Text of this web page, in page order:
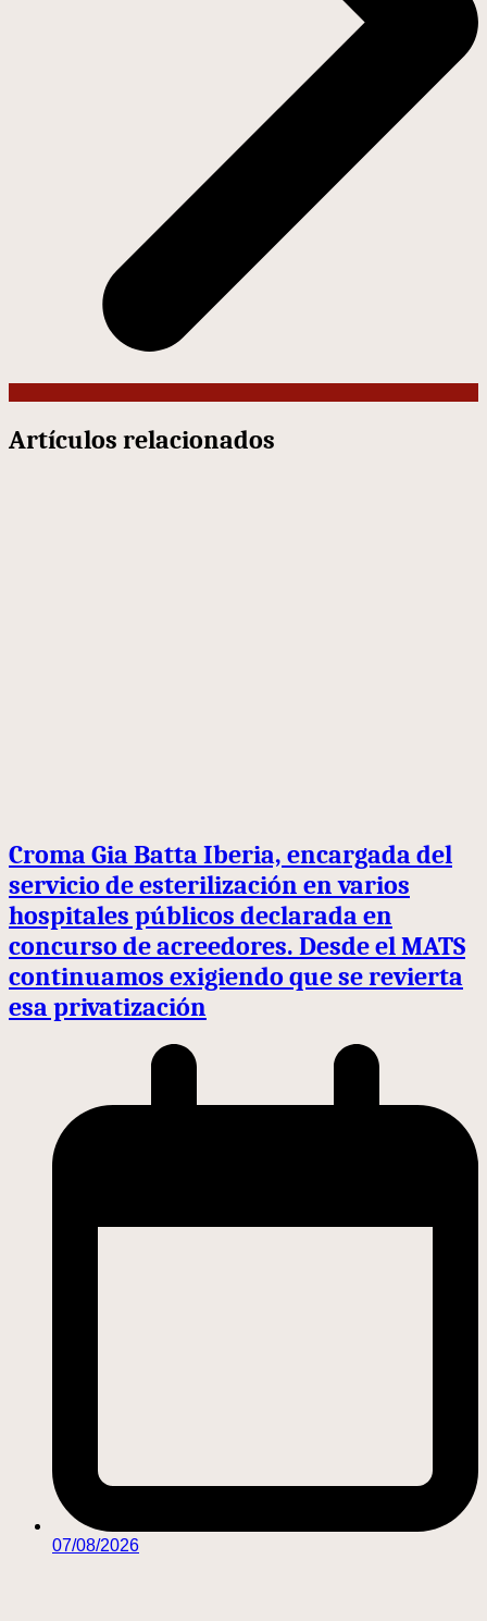
Artículos relacionados
Croma Gia Batta Iberia, encargada del
servicio de esterilización en varios
hospitales públicos declarada en
concurso de acreedores. Desde el MATS
continuamos exigiendo que se revierta
esa privatización
07/08/2026